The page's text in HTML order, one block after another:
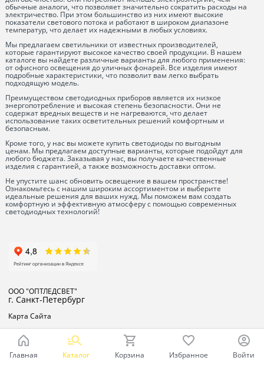
обычные аналоги, что позволяет значительно сократить расходы на
электричество. При этом большинство из них имеют высокие
показатели светового потока и работают в широком диапазоне
температур, что делает их надежными в любых условиях.
Мы предлагаем светильники от известных производителей,
которые гарантируют высокое качество своей продукции. В нашем
каталоге вы найдете различные варианты для любого применения:
от офисного освещения до уличных фонарей. Все изделия имеют
подробные характеристики, что позволит вам легко выбрать
подходящую модель.
Преимуществом светодиодных приборов является их низкое
энергопотребление и высокая степень безопасности. Они не
содержат вредных веществ и не нагреваются, что делает
использование таких осветительных решений комфортным и
безопасным.
Кроме того, у нас вы можете купить светодиоды по выгодным
ценам. Мы предлагаем доступные варианты, которые подойдут для
любого бюджета. Заказывая у нас, вы получаете качественные
изделия с гарантией, а также возможность доставки оптом.
Не упустите шанс обновить освещение в вашем пространстве!
Ознакомьтесь с нашим широким ассортиментом и выберите
идеальные решения для ваших нужд. Мы поможем вам создать
комфортную и эффективную атмосферу с помощью современных
светодиодных технологий!
ООО "ОПТЛЕДСВЕТ"
г. Санкт-Петербург
Карта Сайта
Главная Каталог Корзина Избранное Войти